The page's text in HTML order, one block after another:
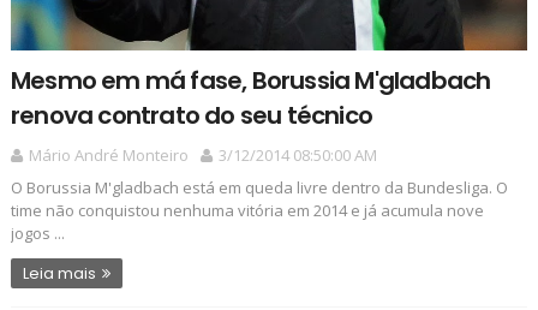
Mesmo em má fase, Borussia M'gladbach
renova contrato do seu técnico
Mário André Monteiro
3/12/2014 08:50:00 AM
O Borussia M'gladbach está em queda livre dentro da Bundesliga. O
time não conquistou nenhuma vitória em 2014 e já acumula nove
jogos ...
Leia mais